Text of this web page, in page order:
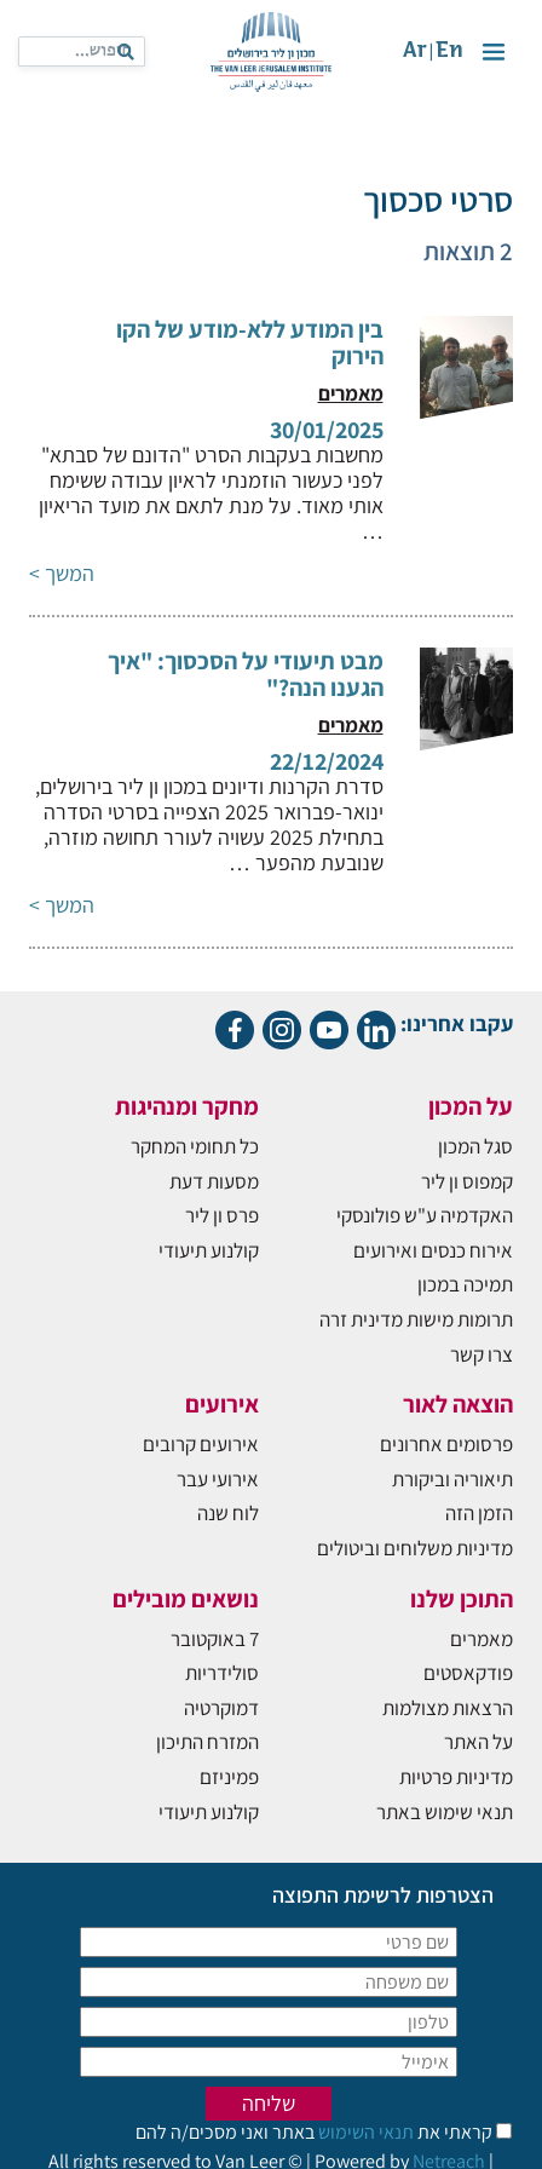
En
Ar
סרטי סכסוך
2 תוצאות
בין המודע ללא-מודע של הקו
הירוק
מאמרים
30/01/2025
מחשבות בעקבות הסרט "הדונם של סבתא"
לפני כעשור הוזמנתי לראיון עבודה ששימח
אותי מאוד. על מנת לתאם את מועד הריאיון
…
המשך >
מבט תיעודי על הסכסוך: "איך
הגענו הנה?"
מאמרים
22/12/2024
סדרת הקרנות ודיונים במכון ון ליר בירושלים,
ינואר-פברואר 2025 הצפייה בסרטי הסדרה
בתחילת 2025 עשויה לעורר תחושה מוזרה,
שנובעת מהפער …
המשך >
עקבו אחרינו:
על המכון
סגל המכון
קמפוס ון ליר
האקדמיה ע"ש פולונסקי
אירוח כנסים ואירועים
תמיכה במכון
תרומות מישות מדינית זרה
צרו קשר
מחקר ומנהיגות
כל תחומי המחקר
מסעות דעת
פרס ון ליר
קולנוע תיעודי
הוצאה לאור
פרסומים אחרונים
תיאוריה וביקורת
הזמן הזה
מדיניות משלוחים וביטולים
אירועים
אירועים קרובים
אירועי עבר
לוח שנה
התוכן שלנו
מאמרים
פודקאסטים
הרצאות מצולמות
על האתר
מדיניות פרטיות
תנאי שימוש באתר
נושאים מובילים
7 באוקטובר
סולידריות
דמוקרטיה
המזרח התיכון
פמיניזם
קולנוע תיעודי
הצטרפות לרשימת התפוצה
קראתי אתתנאי השימושבאתר ואני מסכים/ה להם
All rights reserved to Van Leer © | Powered byNetreach |